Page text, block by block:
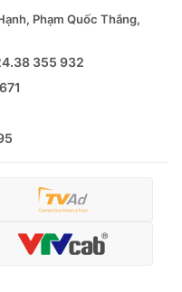
Phạm Quốc Thắng,
355 932